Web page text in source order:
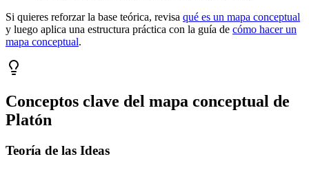
Si quieres reforzar la base teórica, revisa qué es un mapa conceptual
y luego aplica una estructura práctica con la guía de cómo hacer un
mapa conceptual.
Conceptos clave del mapa conceptual de
Platón
Teoría de las Ideas